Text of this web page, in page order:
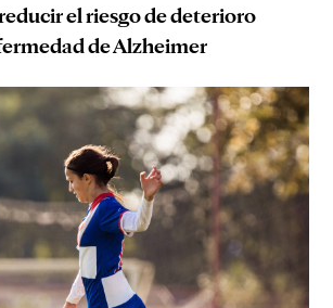
el riesgo de deterioro
de Alzheimer